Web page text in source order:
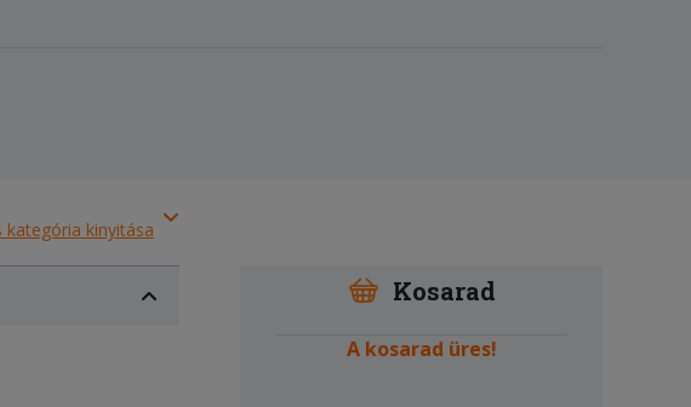
kategória kinyitása
Kosarad
A kosarad üres!